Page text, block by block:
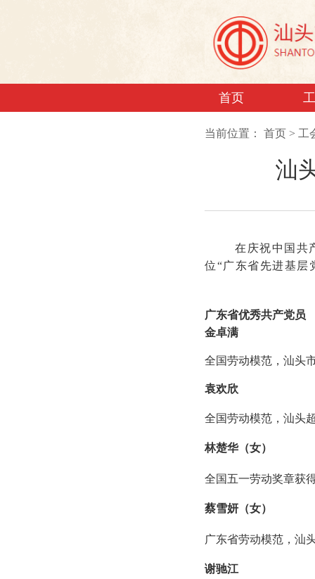
首页
当前位置： 首页 > 工
汕
在庆祝中国共
位“广东省先进基层
广东省优秀共产党员
金卓满
全国劳动模范，汕头
袁欢欣
全国劳动模范，汕头
林楚华（女）
全国五一劳动奖章获
蔡雪妍（女）
广东省劳动模范，汕
谢驰江